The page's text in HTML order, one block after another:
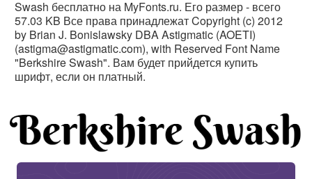
Swash бесплатно на MyFonts.ru. Его размер - всего
57.03 KB Все права принадлежат Copyright (c) 2012
by Brian J. Bonislawsky DBA Astigmatic (AOETI)
(astigma@astigmatic.com), with Reserved Font Name
"Berkshire Swash". Вам будет прийдется купить
шрифт, если он платный.